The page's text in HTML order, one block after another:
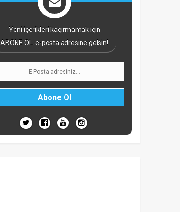
Yeni içerikleri kaçırmamak için
ABONE OL, e-posta adresine gelsin!